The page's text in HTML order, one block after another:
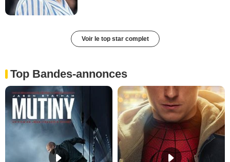
Voir le top star complet
Top Bandes-annonces